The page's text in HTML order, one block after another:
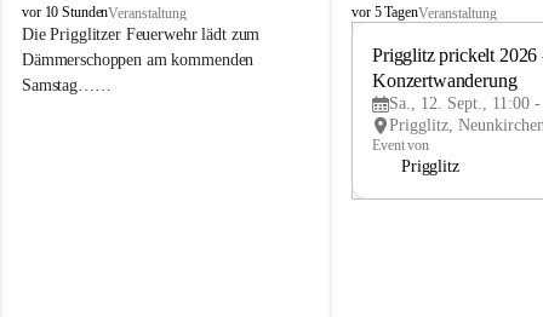
P
r
i
g
vor 10 StundenVeranstaltung
Die Prigglitzer Feuerwehr lädt zum
Dämmerschoppen am kommenden
Samstag……
P
vor 5 TagenVeranstaltung
Prigglitz prickelt 2026
Konzertwanderung
Sa., 12. Sept., 11:00
Event von
Prigglitz